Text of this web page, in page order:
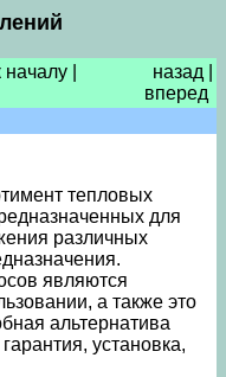
началу назад
вперед
тепловых
для
различных
являются
а также это
альтернатива
установка,